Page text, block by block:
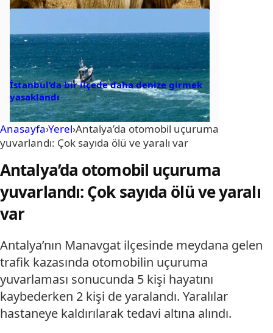
İstanbul’da bir ilçede daha denize girmek
yasaklandı
Anasayfa›Yerel›Antalya’da otomobil uçuruma
yuvarlandı: Çok sayıda ölü ve yaralı var
Antalya’da otomobil uçuruma
yuvarlandı: Çok sayıda ölü ve yaralı
var
Antalya’nın Manavgat ilçesinde meydana gelen
trafik kazasında otomobilin uçuruma
yuvarlaması sonucunda 5 kişi hayatını
kaybederken 2 kişi de yaralandı. Yaralılar
hastaneye kaldırılarak tedavi altına alındı.